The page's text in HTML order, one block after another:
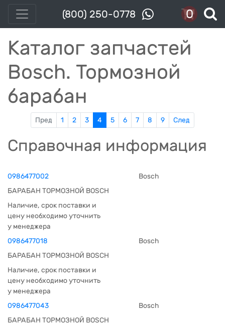
(800) 250-0778 0
Каталог запчастей
Bosch. Тормозной
барабан
Пред 1 2 3 4 5 6 7 8 9 След
Справочная информация
0986477002
Bosch
БАРАБАН ТОРМОЗНОЙ BOSCH
Наличие, срок поставки и
цену необходимо уточнить
у менеджера
0986477018
Bosch
БАРАБАН ТОРМОЗНОЙ BOSCH
Наличие, срок поставки и
цену необходимо уточнить
у менеджера
0986477043
Bosch
БАРАБАН ТОРМОЗНОЙ BOSCH